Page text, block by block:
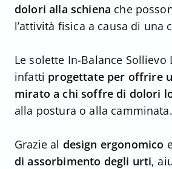
dolori alla schiena che
l’attività fisica a causa di una
Le solette In-Balance Sollievo
infatti progettate per offrire
mirato a chi soffre di dolori
alla postura o alla camminata.
Grazie al design ergonomico
di assorbimento degli urti,